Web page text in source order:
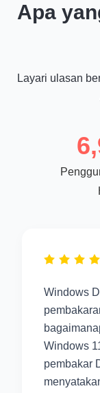
Apa
Layari ulasan
Windows
Windows
pembakar